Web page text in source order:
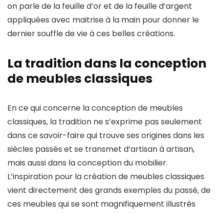
on parle de la feuille d’or et de la feuille d’argent
appliquées avec maitrise à la main pour donner le
dernier souffle de vie à ces belles créations.
La tradition dans la conception
de meubles classiques
En ce qui concerne la conception de meubles
classiques, la tradition ne s’exprime pas seulement
dans ce savoir-faire qui trouve ses origines dans les
siècles passés et se transmet d’artisan à artisan,
mais aussi dans la conception du mobilier.
L’inspiration pour la création de meubles classiques
vient directement des grands exemples du passé, de
ces meubles qui se sont magnifiquement illustrés